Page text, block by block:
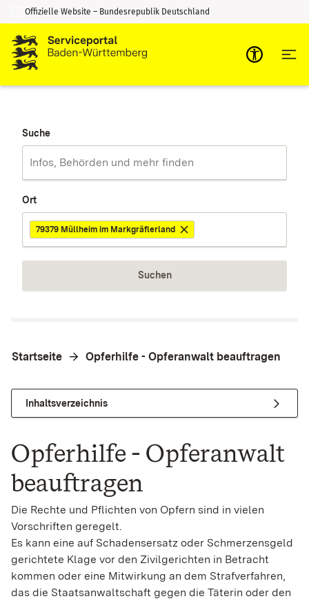
Zum Inhalt springen
Zur Suche springen
Offizielle Website – Bundesrepublik Deutschland
Suche
Ort
79379 Müllheim im Markgräflerland
Suchen
Startseite Opferhilfe - Opferanwalt beauftragen
Inhaltsverzeichnis
Opferhilfe - Opferanwalt
beauftragen
Die Rechte und Pflichten von Opfern sind in vielen
Vorschriften geregelt.
Es kann eine auf Schadensersatz oder Schmerzensgeld
gerichtete Klage vor den Zivilgerichten in Betracht
kommen oder eine Mitwirkung an dem Strafverfahren,
das die Staatsanwaltschaft gegen die Täterin oder den